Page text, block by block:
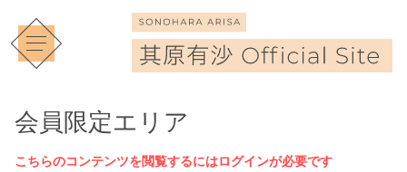
会員限定エリア
こちらのコンテンツを閲覧するにはログインが必要です